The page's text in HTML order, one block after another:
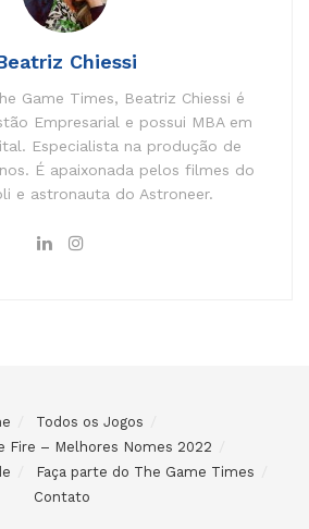
Chiessi
Game Times, Beatriz Chiessi é
Empresarial e possui MBA em
Especialista na produção de
É apaixonada pelos filmes do
e astronauta do Astroneer.
Todos os Jogos
Fire – Melhores Nomes 2022
Faça parte do The Game Times
Contato